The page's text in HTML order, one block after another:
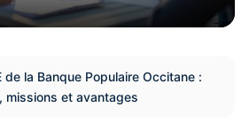
de la Banque Populaire Occitane :
missions et avantages